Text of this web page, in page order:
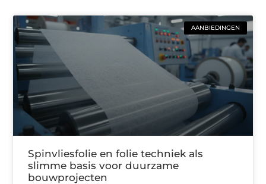
AANBIEDINGEN
Spinvliesfolie en folie techniek als
slimme basis voor duurzame
bouwprojecten